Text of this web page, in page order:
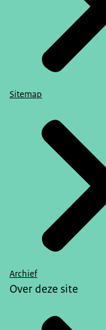
Sitemap
Archief
Over deze site